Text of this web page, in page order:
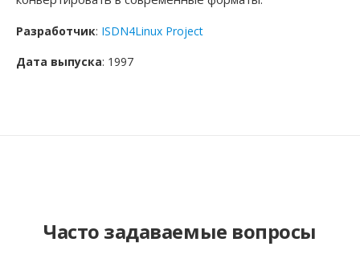
Разработчик: ISDN4Linux Project
Дата выпуска: 1997
Часто задаваемые вопросы